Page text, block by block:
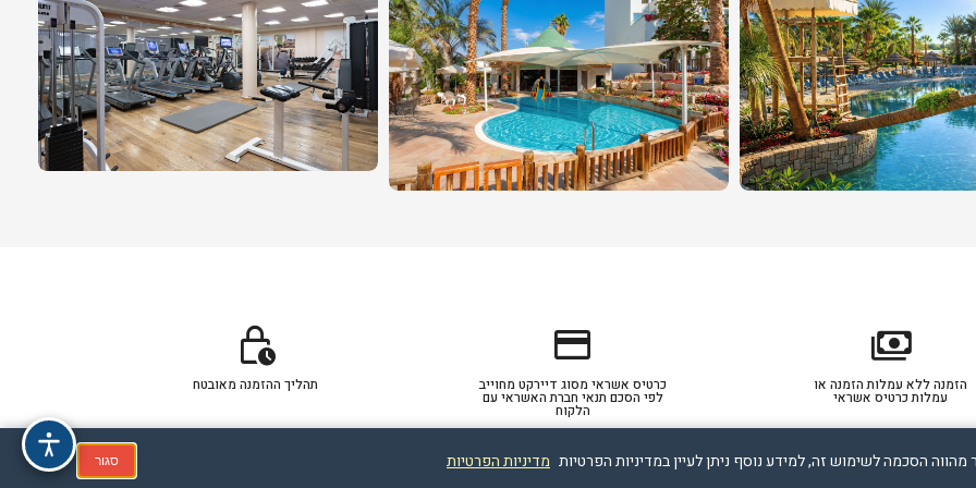
payments
הזמנה ללא עמלות הזמנה או
עמלות כרטיס אשראי
credit_card
כרטיס אשראי מסוג דיירקט מחוייב
לפי הסכם תנאי חברת האשראי עם
הלקוח
lock_clock
תהליך ההזמנה מאובטח
מדיניות הפרטיות סגור